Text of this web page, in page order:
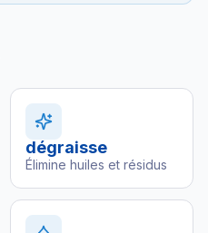
dégraisse
Élimine huiles et résidus